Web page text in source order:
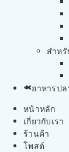
สำห
อาหารปล
หน้าหลัก
เกี่ยวกับเรา
ร้านค้า
โพสต์